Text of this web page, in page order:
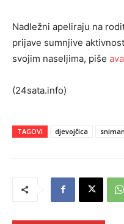
Nadležni apeliraju na
prijave sumnjive
svojim naseljima, piše
(24sata.info)
TAGOVI djevojčica